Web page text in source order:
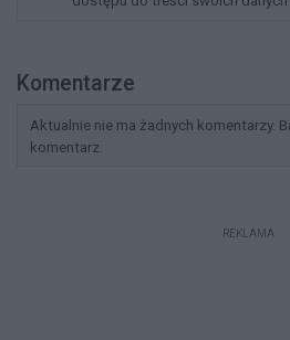
Komentarze
Aktualnie nie ma żadnych komentarzy.
komentarz.
REKLAMA